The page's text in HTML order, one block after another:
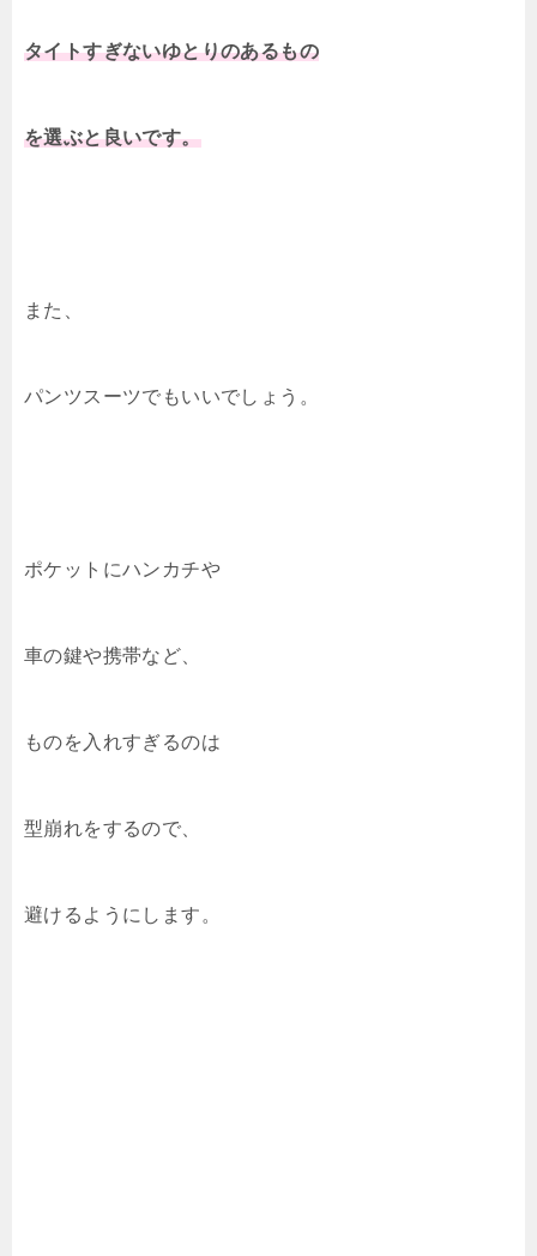
タイトすぎないゆとりのあるもの
を選ぶと良いです。
また、
パンツスーツでもいいでしょう。
ポケットにハンカチや
車の鍵や携帯など、
ものを入れすぎるのは
型崩れをするので、
避けるようにします。